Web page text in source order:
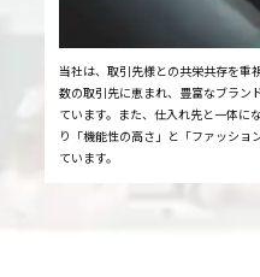
当社は、取引先様との共栄共存を重
数の取引先に恵まれ、豊富なブラン
ています。また、仕入れ先と一体に
り「機能性の高さ」と「ファッショ
ています。